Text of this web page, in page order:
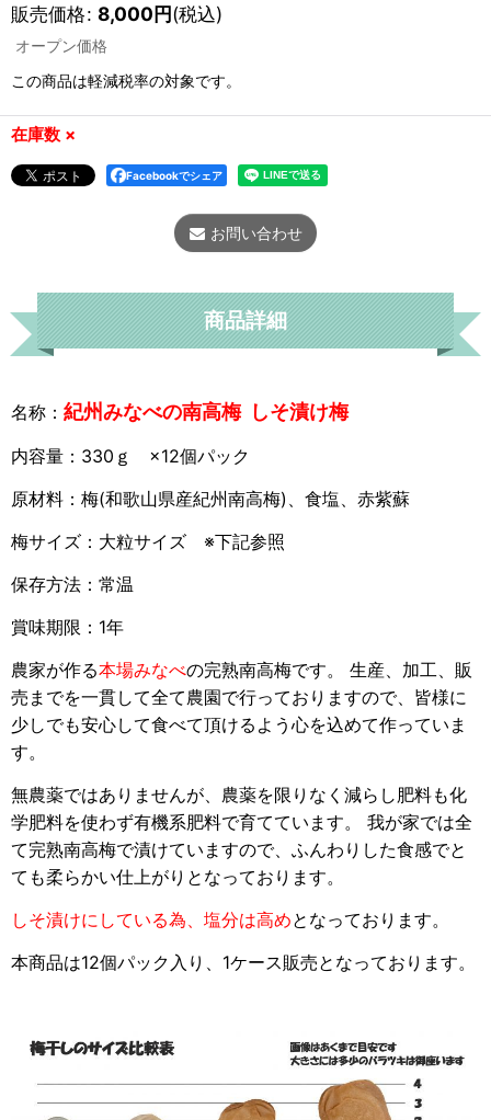
販売価格: 8,000円(税込)
オープン価格
この商品は軽減税率の対象です。
在庫数 ×
Facebookでシェア
お問い合わせ
商品詳細
名称： 紀州みなべの南高梅 しそ漬け梅
内容量：330ｇ ×12個パック
原材料：梅(和歌山県産紀州南高梅)、食塩、赤紫蘇
梅サイズ：大粒サイズ ※下記参照
保存方法：常温
賞味期限：1年
農家が作る本場みなべの完熟南高梅です。 生産、加工、販
売までを一貫して全て農園で行っておりますので、皆様に
少しでも安心して食べて頂けるよう心を込めて作っていま
す。
無農薬ではありませんが、農薬を限りなく減らし肥料も化
学肥料を使わず有機系肥料で育てています。 我が家では全
て完熟南高梅で漬けていますので、ふんわりした食感でと
ても柔らかい仕上がりとなっております。
しそ漬けにしている為、塩分は高めとなっております。
本商品は12個パック入り、1ケース販売となっております。